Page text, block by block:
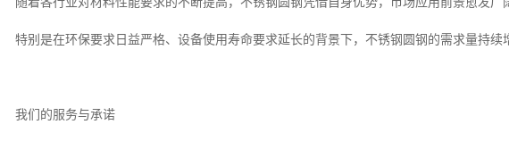
特别是在环保要求日益严格、设备使用寿命要求延长的背景下，不锈钢圆钢的需求量持续
我们的服务与承诺